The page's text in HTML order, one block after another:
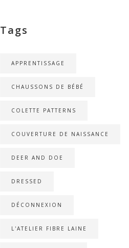
Tags
APPRENTISSAGE
CHAUSSONS DE BÉBÉ
COLETTE PATTERNS
COUVERTURE DE NAISSANCE
DEER AND DOE
DRESSED
DÉCONNEXION
L'ATELIER FIBRE LAINE